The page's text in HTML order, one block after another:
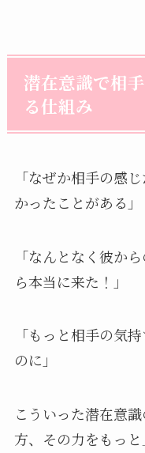
潜在意識で相
る仕組み
「なぜか相手の感
かったことがある」
「なんとなく彼か
ら本当に来た！」
「もっと相手の気
のに」
こういった潜在意
方、その力をもっ